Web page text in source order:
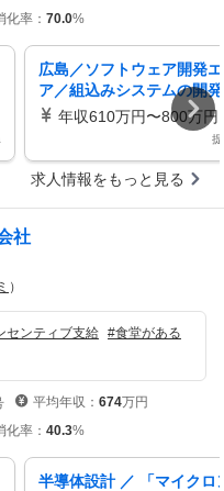
化率： 70.0%
広島／ソフトウェア開発
ア／組込みシステムの開
クス／リモートワークあり
年収610万円〜800万円
求人情報をもっと見る
社
）
センティブ支給 #食堂がある
平均年収： 674万円
化率： 40.3%
半導体設計 ／ 「マイクロ